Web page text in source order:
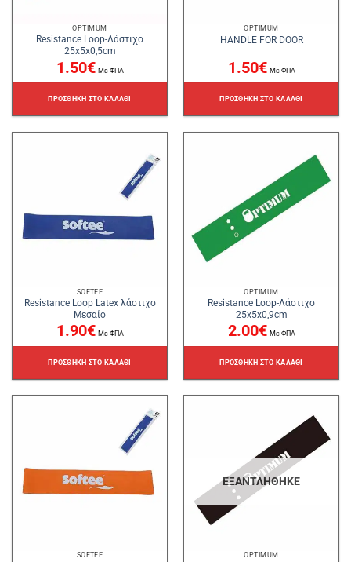
OPTIMUM
Resistance Loop-Λάστιχο
25x5x0,5cm
1.50€ Με ΦΠΑ
ΠΡΟΣΘΉΚΗ ΣΤΟ ΚΑΛΆΘΙ
OPTIMUM
HANDLE FOR DOOR
1.50€ Με ΦΠΑ
ΠΡΟΣΘΉΚΗ ΣΤΟ ΚΑΛΆΘΙ
SOFTEE
Resistance Loop Latex λάστιχο
Μεσαίο
1.90€ Με ΦΠΑ
ΠΡΟΣΘΉΚΗ ΣΤΟ ΚΑΛΆΘΙ
OPTIMUM
Resistance Loop-Λάστιχο
25x5x0,9cm
2.00€ Με ΦΠΑ
ΠΡΟΣΘΉΚΗ ΣΤΟ ΚΑΛΆΘΙ
SOFTEE
ΕΞΑΝΤΛΉΘΗΚΕ
OPTIMUM